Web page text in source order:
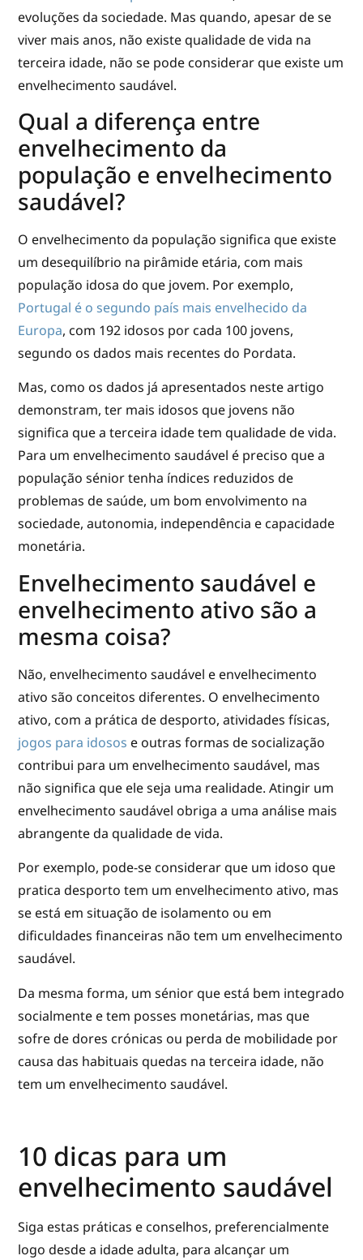
evoluções da sociedade. Mas quando, apesar de se
viver mais anos, não existe qualidade de vida na
terceira idade, não se pode considerar que existe um
envelhecimento saudável.
Qual a diferença entre
envelhecimento da
população e envelhecimento
saudável?
O envelhecimento da população significa que existe
um desequilíbrio na pirâmide etária, com mais
população idosa do que jovem. Por exemplo,
Portugal é o segundo país mais envelhecido da
Europa, com 192 idosos por cada 100 jovens,
segundo os dados mais recentes do Pordata.
Mas, como os dados já apresentados neste artigo
demonstram, ter mais idosos que jovens não
significa que a terceira idade tem qualidade de vida.
Para um envelhecimento saudável é preciso que a
população sénior tenha índices reduzidos de
problemas de saúde, um bom envolvimento na
sociedade, autonomia, independência e capacidade
monetária.
Envelhecimento saudável e
envelhecimento ativo são a
mesma coisa?
Não, envelhecimento saudável e envelhecimento
ativo são conceitos diferentes. O envelhecimento
ativo, com a prática de desporto, atividades físicas,
jogos para idosos e outras formas de socialização
contribui para um envelhecimento saudável, mas
não significa que ele seja uma realidade. Atingir um
envelhecimento saudável obriga a uma análise mais
abrangente da qualidade de vida.
Por exemplo, pode-se considerar que um idoso que
pratica desporto tem um envelhecimento ativo, mas
se está em situação de isolamento ou em
dificuldades financeiras não tem um envelhecimento
saudável.
Da mesma forma, um sénior que está bem integrado
socialmente e tem posses monetárias, mas que
sofre de dores crónicas ou perda de mobilidade por
causa das habituais quedas na terceira idade, não
tem um envelhecimento saudável.
10 dicas para um
envelhecimento saudável
Siga estas práticas e conselhos, preferencialmente
logo desde a idade adulta, para alcançar um